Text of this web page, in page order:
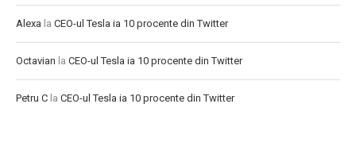
Alexa la CEO-ul Tesla ia 10 procente din Twitter
Octavian la CEO-ul Tesla ia 10 procente din Twitter
Petru C la CEO-ul Tesla ia 10 procente din Twitter